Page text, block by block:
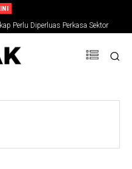
Perlu Diperluas Perkasa Sektor